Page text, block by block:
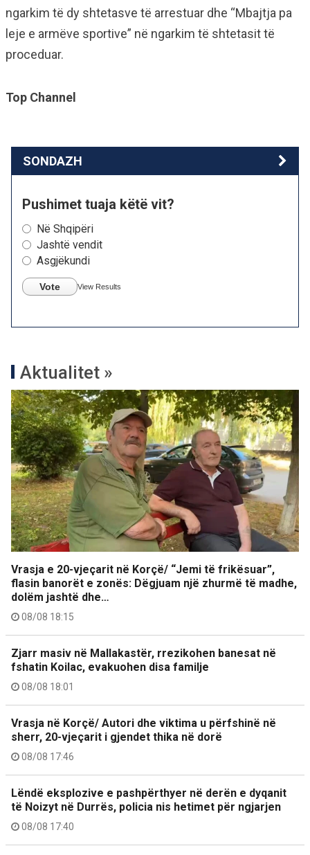
ngarkim të dy shtetasve të arrestuar dhe “Mbajtja pa
leje e armëve sportive” në ngarkim të shtetasit të
proceduar.
Top Channel
SONDAZH
Pushimet tuaja këtë vit?
Në Shqipëri
Jashtë vendit
Asgjëkundi
Vote View Results
Aktualitet »
Vrasja e 20-vjeçarit në Korçë/ “Jemi të frikësuar”,
flasin banorët e zonës: Dëgjuam një zhurmë të madhe,
dolëm jashtë dhe…
08/08 18:15
Zjarr masiv në Mallakastër, rrezikohen banesat në
fshatin Koilac, evakuohen disa familje
08/08 18:01
Vrasja në Korçë/ Autori dhe viktima u përfshinë në
sherr, 20-vjeçarit i gjendet thika në dorë
08/08 17:46
Lëndë eksplozive e pashpërthyer në derën e dyqanit
të Noizyt në Durrës, policia nis hetimet për ngjarjen
08/08 17:40